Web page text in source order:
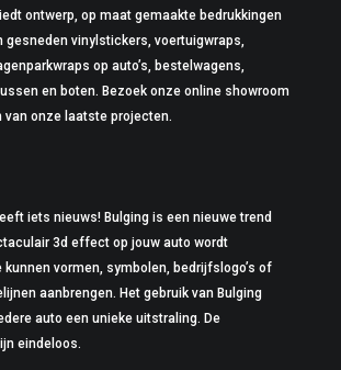
ontwerp, op maat gemaakte bedrukkingen
gesneden vinylstickers, voertuigwraps,
op auto’s, bestelwagens,
en boten. Bezoek onze online showroom
van onze laatste projecten.
iets nieuws! Bulging is een nieuwe trend
3d effect op jouw auto wordt
kunnen vormen, symbolen, bedrijfslogo’s of
aanbrengen. Het gebruik van Bulging
auto een unieke uitstraling. De
eindeloos.